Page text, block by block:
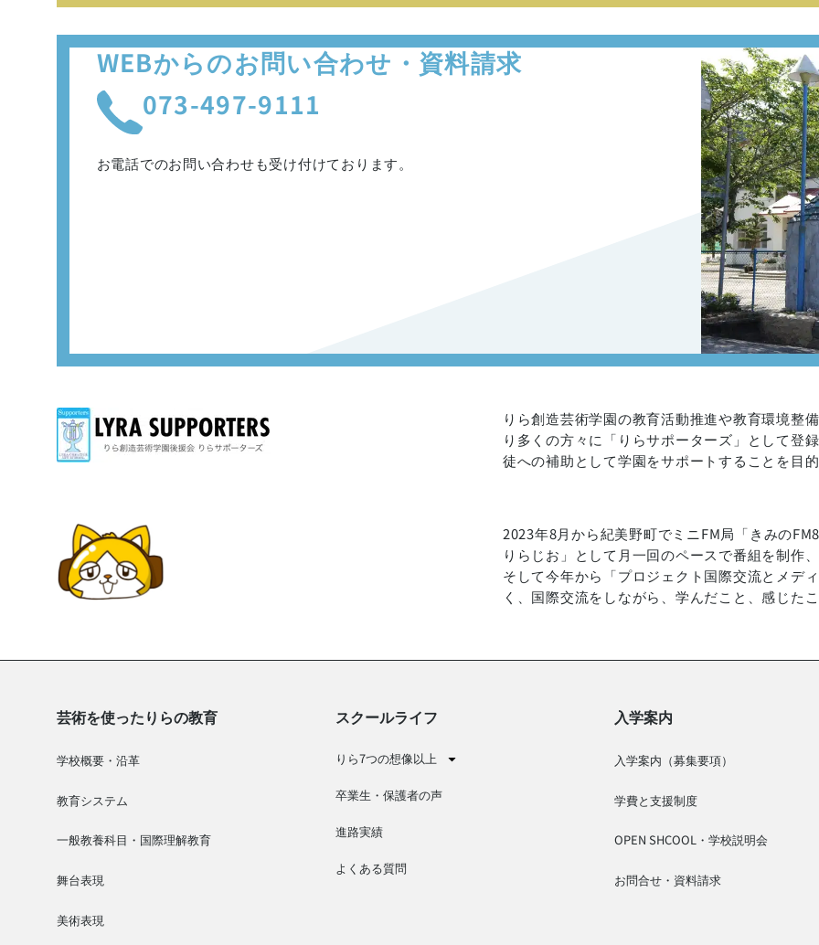
WEBからのお問い合わせ ・資料請求
073-497-9111
お電話でのお問い合わせも受け付けております。
りら創造芸術学園の教育活動推進や教育環境整
り多くの方々に「りらサポーターズ」として登
徒への補助として学園をサポートすることを目的
2023年8月から紀美野町でミニFM局「きみの
りらじお」として月一回のペースで番組を制作、
そして今年から「プロジェクト国際交流とメデ
く、国際交流をしながら、学んだこと、感じた
芸術を使ったりらの教育
学校概要・沿革
教育システム
一般教養科目・国際理解教育
舞台表現
美術表現
スクールライフ
りら7つの想像以上
卒業生・保護者の声
進路実績
よくある質問
入学案内
入学案内（募集要項）
学費と支援制度
OPEN SHCOOL・学校説明会
お問合せ・資料請求